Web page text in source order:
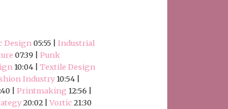
Design 05:55 | Industrial
07:39 | Punk
10:04 | Textile Design
Industry 10:54 |
| Printmaking 12:56 |
20:02 | Vortic 21:30